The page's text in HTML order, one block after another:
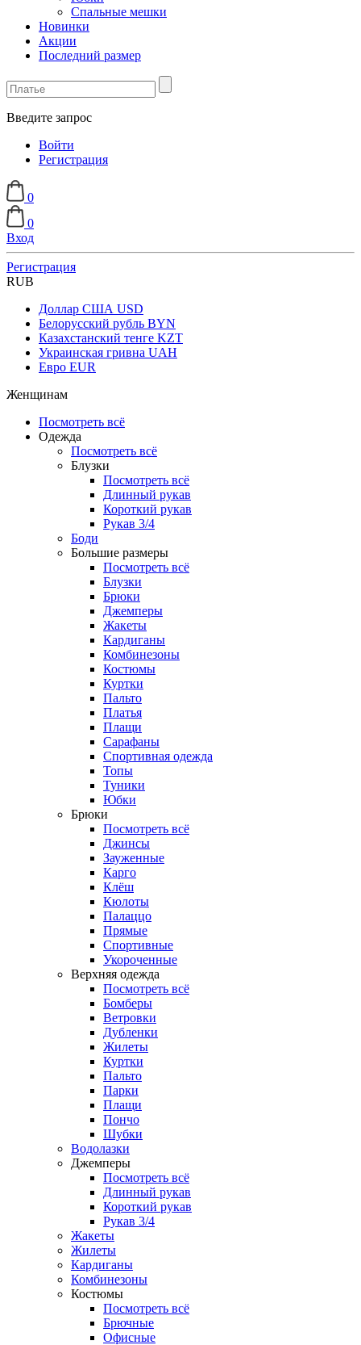
Спальные мешки
Новинки
Акции
Последний размер
Введите запрос
Войти
Регистрация
0
0
Вход
Регистрация
RUB
Доллар США USD
Белорусский рубль BYN
Казахстанский тенге KZT
Украинская гривна UAH
Евро EUR
Женщинам
Посмотреть всё
Одежда
Посмотреть всё
Блузки
Посмотреть всё
Длинный рукав
Короткий рукав
Рукав 3/4
Боди
Большие размеры
Посмотреть всё
Блузки
Брюки
Джемперы
Жакеты
Кардиганы
Комбинезоны
Костюмы
Куртки
Пальто
Платья
Плащи
Сарафаны
Спортивная одежда
Топы
Туники
Юбки
Брюки
Посмотреть всё
Джинсы
Зауженные
Карго
Клёш
Кюлоты
Палаццо
Прямые
Спортивные
Укороченные
Верхняя одежда
Посмотреть всё
Бомберы
Ветровки
Дубленки
Жилеты
Куртки
Пальто
Парки
Плащи
Пончо
Шубки
Водолазки
Джемперы
Посмотреть всё
Длинный рукав
Короткий рукав
Рукав 3/4
Жакеты
Жилеты
Кардиганы
Комбинезоны
Костюмы
Посмотреть всё
Брючные
Офисные